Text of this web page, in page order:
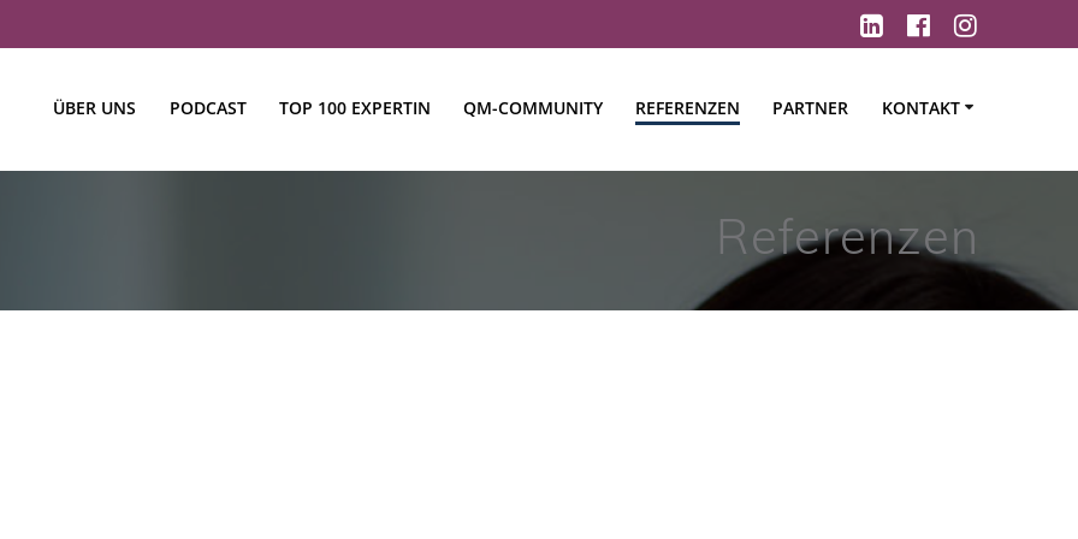
ÜBER UNS PODCAST TOP 100 EXPERTIN QM-COMMUNITY REFERENZEN PARTNER KONTAKT
Referenzen